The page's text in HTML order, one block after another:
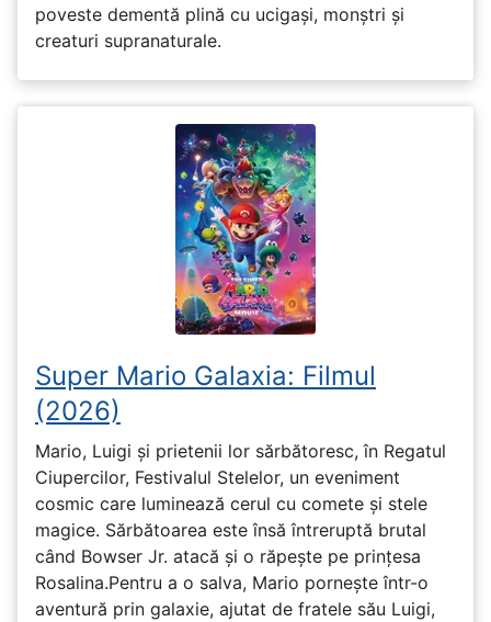
poveste dementă plină cu ucigași, monștri și
creaturi supranaturale.
Super Mario Galaxia: Filmul
(2026)
Mario, Luigi și prietenii lor sărbătoresc, în Regatul
Ciupercilor, Festivalul Stelelor, un eveniment
cosmic care luminează cerul cu comete și stele
magice. Sărbătoarea este însă întreruptă brutal
când Bowser Jr. atacă și o răpește pe prinţesa
Rosalina.Pentru a o salva, Mario pornește într-o
aventură prin galaxie, ajutat de fratele său Luigi,